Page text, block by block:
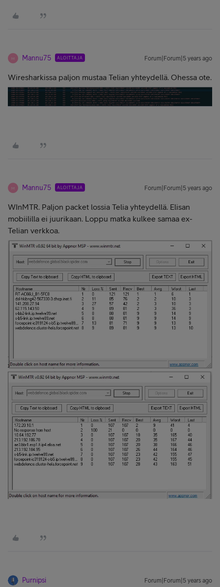
M Mannu75 ALOITTAJA Forum|Forum|5 years ago
Wiresharkissa paljon mustaa Telian yhteydellä. Ohessa ote.
M Mannu75 ALOITTAJA Forum|Forum|5 years ago
WInMTR. Paljon packet lossia Telia yhteydellä. Elisan
mobiililla ei juurikaan. Loppu matka kulkee samaa ex-
Telian verkkoa.
Purnipsi Forum|Forum|5 years ago